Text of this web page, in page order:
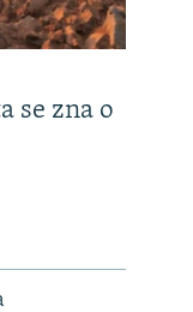
se zna o